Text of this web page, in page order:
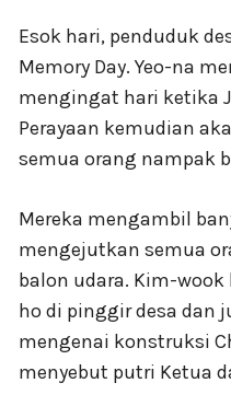
Esok hari, penduduk
Memory Day. Yeo-na
mengingat hari ketika
Perayaan kemudian
semua orang nampak
Mereka mengambil
mengejutkan semua
balon udara. Kim-
ho di pinggir desa dan
mengenai konstruksi
menyebut putri Ketua